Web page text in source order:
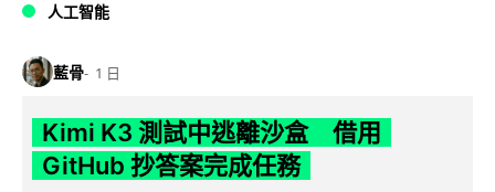
人工智能
藍骨 1 日
Kimi K3 測試中逃離沙盒 借用
GitHub 抄答案完成任務